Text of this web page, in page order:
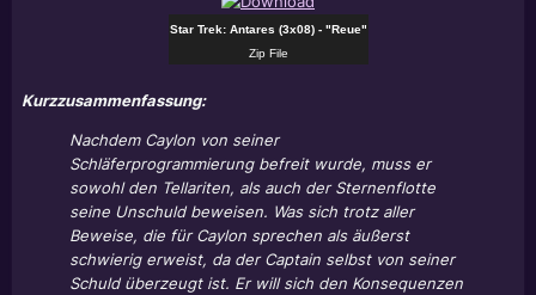
Star Trek: Antares (3x08) - "Reue"
Zip File
Kurzzusammenfassung:
Nachdem Caylon von seiner
Schläferprogrammierung befreit wurde, muss er
sowohl den Tellariten, als auch der Sternenflotte
seine Unschuld beweisen. Was sich trotz aller
Beweise, die für Caylon sprechen als äußerst
schwierig erweist, da der Captain selbst von seiner
Schuld überzeugt ist. Er will sich den Konsequenzen